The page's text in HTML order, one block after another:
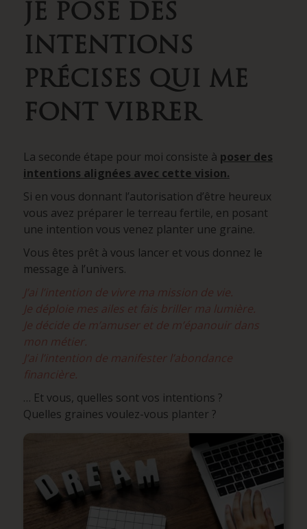
JE POSE DES
INTENTIONS
PRÉCISES QUI ME
FONT VIBRER
La seconde étape pour moi consiste à poser des
intentions alignées avec cette vision.
Si en vous donnant l’autorisation d’être heureux
vous avez préparer le terreau fertile, en posant
une intention vous venez planter une graine.
Vous êtes prêt à vous lancer et vous donnez le
message à l’univers.
J’ai l’intention de vivre ma mission de vie.
Je déploie mes ailes et fais briller ma lumière.
Je décide de m’amuser et de m’épanouir dans
mon métier.
J’ai l’intention de manifester l’abondance
financière.
… Et vous, quelles sont vos intentions ?
Quelles graines voulez-vous planter ?